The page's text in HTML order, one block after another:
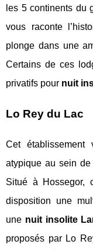
les 5 continents du
vous raconte
plonge dans une
Certains de ces
privatifs pour nuit
Lo Rey du Lac
Cet établissement
atypique au sein
Situé à Hossegor,
disposition une
une nuit insolite
proposés par Lo